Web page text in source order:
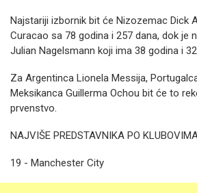
Najstariji izbornik bit će Nizozemac Dick
Curacao sa 78 godina i 257 dana, dok je
Julian Nagelsmann koji ima 38 godina i
Za Argentinca Lionela Messija,
Meksikanca Guillerma Ochou bit će to
prvenstvo.
NAJVIŠE PREDSTAVNIKA PO
19 - Manchester City